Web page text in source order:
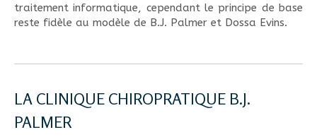
traitement informatique, cependant le principe de base
reste fidèle au modèle de B.J. Palmer et Dossa Evins.
LA CLINIQUE CHIROPRATIQUE B.J.
PALMER